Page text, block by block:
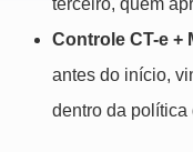
terceiro, quem
Controle CT-e +
antes do início,
dentro da política